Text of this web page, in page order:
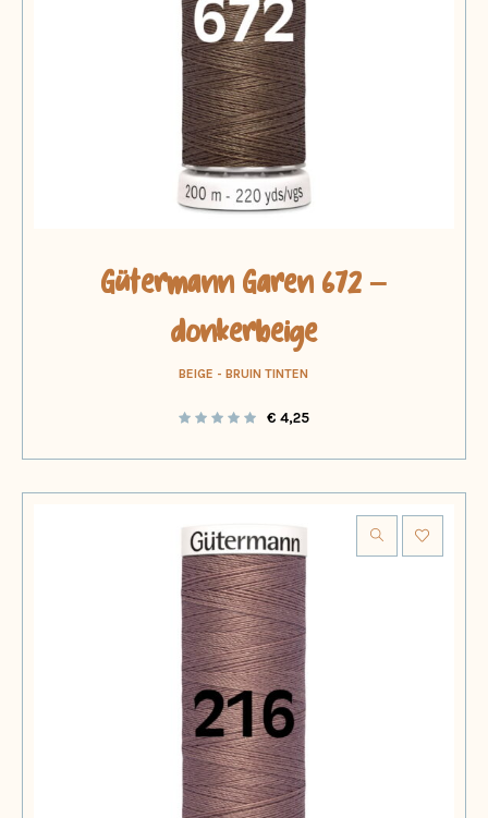
Gütermann Garen 672 –
donkerbeige
BEIGE - BRUIN TINTEN
€ 4,25